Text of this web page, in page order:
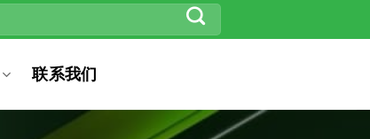
联系我们